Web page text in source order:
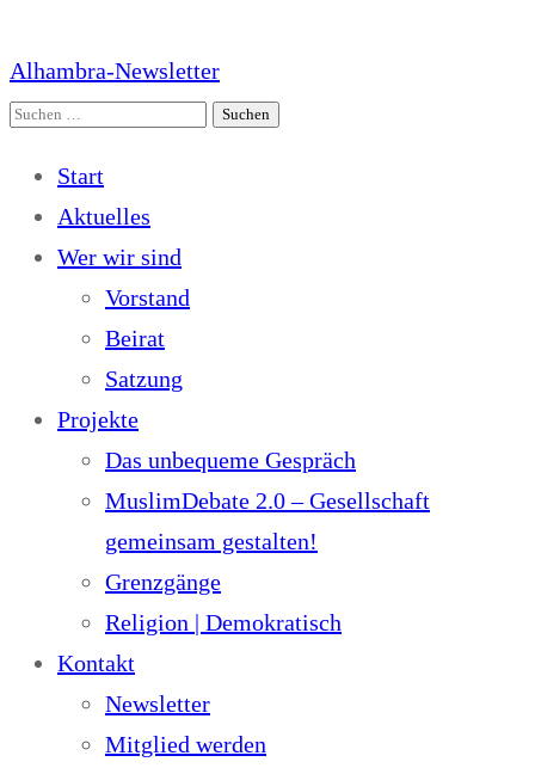
Alhambra-Newsletter
Suchen
Start
Aktuelles
Wer wir sind
Vorstand
Beirat
Satzung
Projekte
Das unbequeme Gespräch
MuslimDebate 2.0 – Gesellschaft
gemeinsam gestalten!
Grenzgänge
Religion | Demokratisch
Kontakt
Newsletter
Mitglied werden